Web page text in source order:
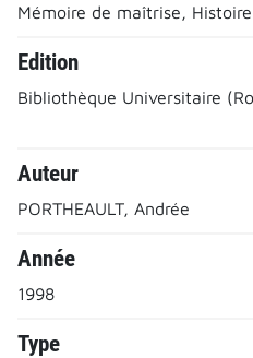
Mémoire de maîtrise,
Edition
Bibliothèque Universitaire
Auteur
PORTHEAULT, Andrée
Année
1998
Type